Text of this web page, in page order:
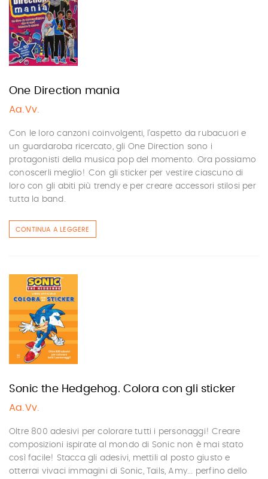
One Direction mania
Aa.Vv.
Con le loro canzoni coinvolgenti, l'aspetto da rubacuori e
un guardaroba ricercato, gli One Direction sono i
protagonisti della musica pop del momento. Ora possiamo
conoscerli meglio! Con gli sticker per vestire ciascuno di
loro con gli abiti più trendy e per creare accessori stilosi per
tutta la band.
CONTINUA A LEGGERE
Sonic the Hedgehog. Colora con gli sticker
Aa.Vv.
Oltre 800 adesivi per colorare tutti i personaggi! Creare
composizioni ispirate al mondo di Sonic non è mai stato
così facile! Stacca gli adesivi, mettili al posto giusto e
otterrai vivaci immagini di Sonic, Tails, Amy... perfino dello